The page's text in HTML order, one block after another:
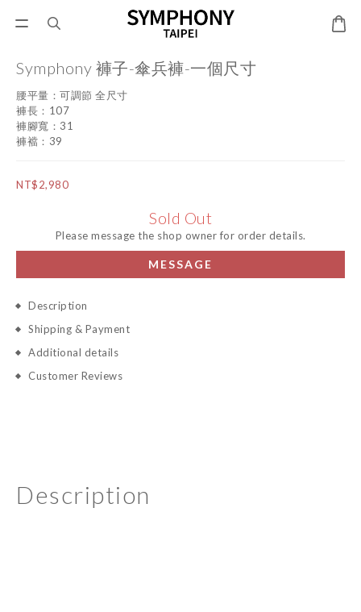
Symphony 褲子-傘兵褲-一個尺寸
腰平量：可調節 全尺寸
褲長：107
褲腳寬：31
褲襠：39
NT$2,980
Sold Out
Please message the shop owner for order details.
MESSAGE
Description
Shipping & Payment
Additional details
Customer Reviews
Description